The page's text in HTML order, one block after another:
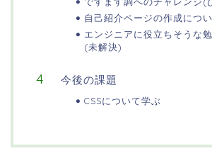
自己紹介ページの作成につ
エンジニアに役立ちそうな
(未解決)
今後の課題
CSSについて学ぶ